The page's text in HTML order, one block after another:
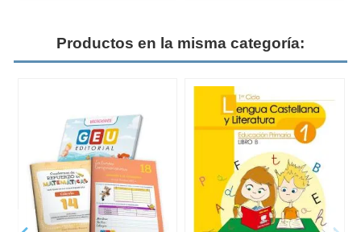
Productos en la misma categoría: